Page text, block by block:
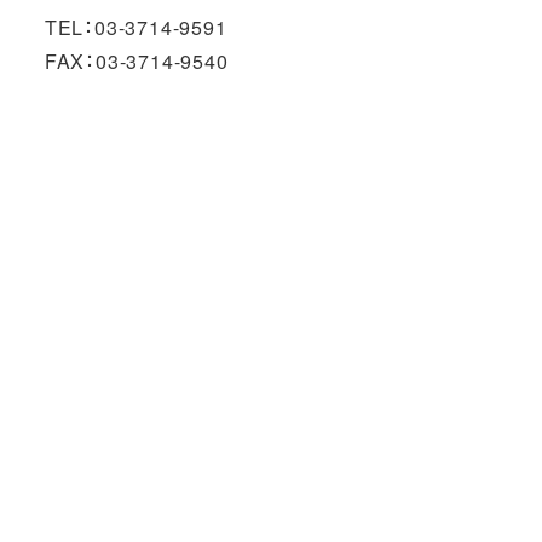
TEL：03-3714-9591
FAX：03-3714-9540